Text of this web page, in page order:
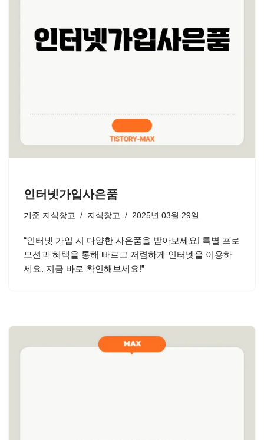
인터넷가입사은품
기준 지식창고 지식창고 2025년 03월 29일
“인터넷 가입 시 다양한 사은품을 받아보세요! 특별 프로
모션과 혜택을 통해 빠르고 저렴하게 인터넷을 이용하
세요. 지금 바로 확인해보세요!”